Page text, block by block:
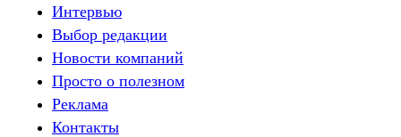
Интервью
Выбор редакции
Новости компаний
Просто о полезном
Реклама
Контакты